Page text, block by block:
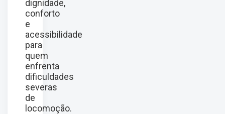
dignidade,
conforto
e
acessibilidade
para
quem
enfrenta
dificuldades
severas
de
locomoção.